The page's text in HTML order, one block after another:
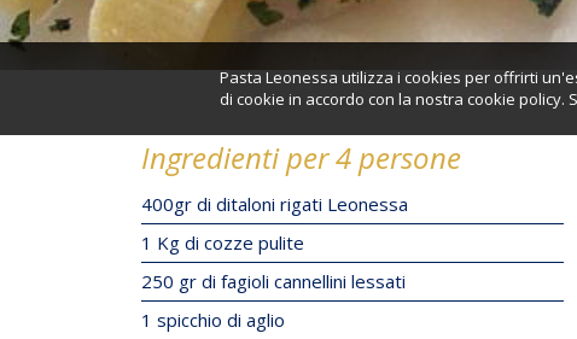
Pasta Leonessa utilizza i cookies per offrirti
di cookie in accordo con la nostra cookie policy.
Ingredienti per 4 persone
400gr di ditaloni rigati Leonessa
1 Kg di cozze pulite
250 gr di fagioli cannellini lessati
1 spicchio di aglio